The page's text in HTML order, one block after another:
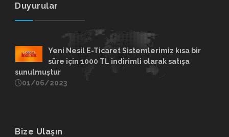
Duyurular
Yeni Nesil E-Ticaret Sistemlerimiz kısa bir
süre için 1000 TL indirimli olarak satışa
sunulmuştur
01/06/2023
Bize Ulaşın